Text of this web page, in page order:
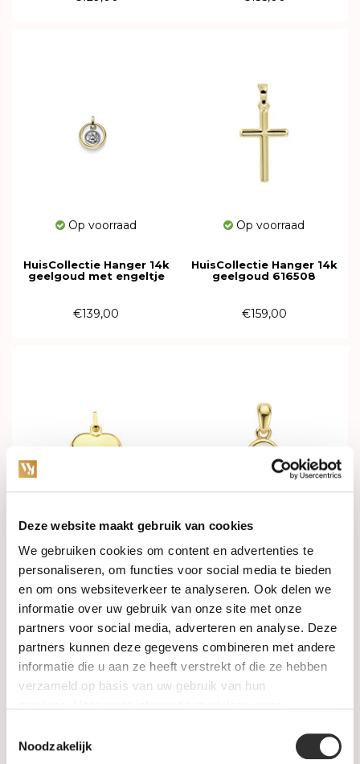
Deze website maakt gebruik van cookies
We gebruiken cookies om content en advertenties te
personaliseren, om functies voor social media te bieden
en om ons websiteverkeer te analyseren. Ook delen we
informatie over uw gebruik van onze site met onze
partners voor social media, adverteren en analyse. Deze
partners kunnen deze gegevens combineren met andere
informatie die u aan ze heeft verstrekt of die ze hebben
verzameld op basis van uw gebruik van hun
Noodzakelijk
Op voorraad
HuisCollectie Hanger 14k
geelgoud met engeltje
€139,00
Op voorraad
HuisCollectie Hanger 14k
geelgoud 616508
€159,00
geelgoud 22176
€179,00
geelgoud met Opaal 613250
€180,00